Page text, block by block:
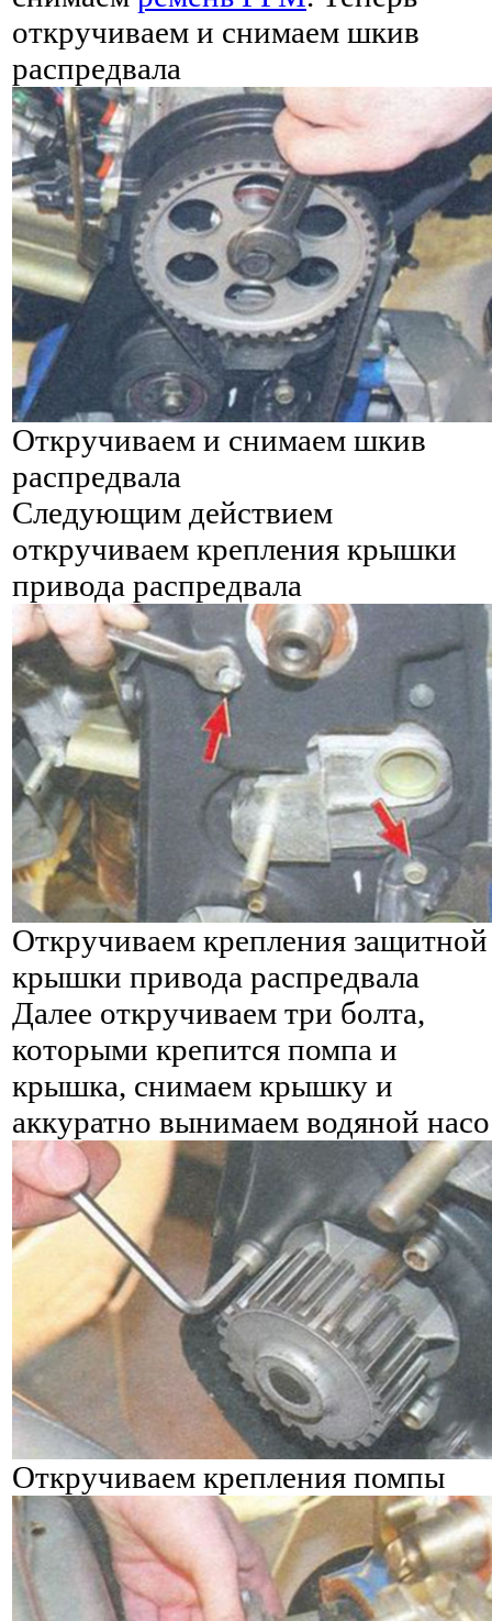
откручиваем и снимаем шкив
распредвала
Откручиваем и снимаем шкив
распредвала
Следующим действием
откручиваем крепления крышки
привода распредвала
Откручиваем крепления защитной
крышки привода распредвала
Далее откручиваем три болта,
которыми крепится помпа и
крышка, снимаем крышку и
аккуратно вынимаем водяной
Откручиваем крепления помпы